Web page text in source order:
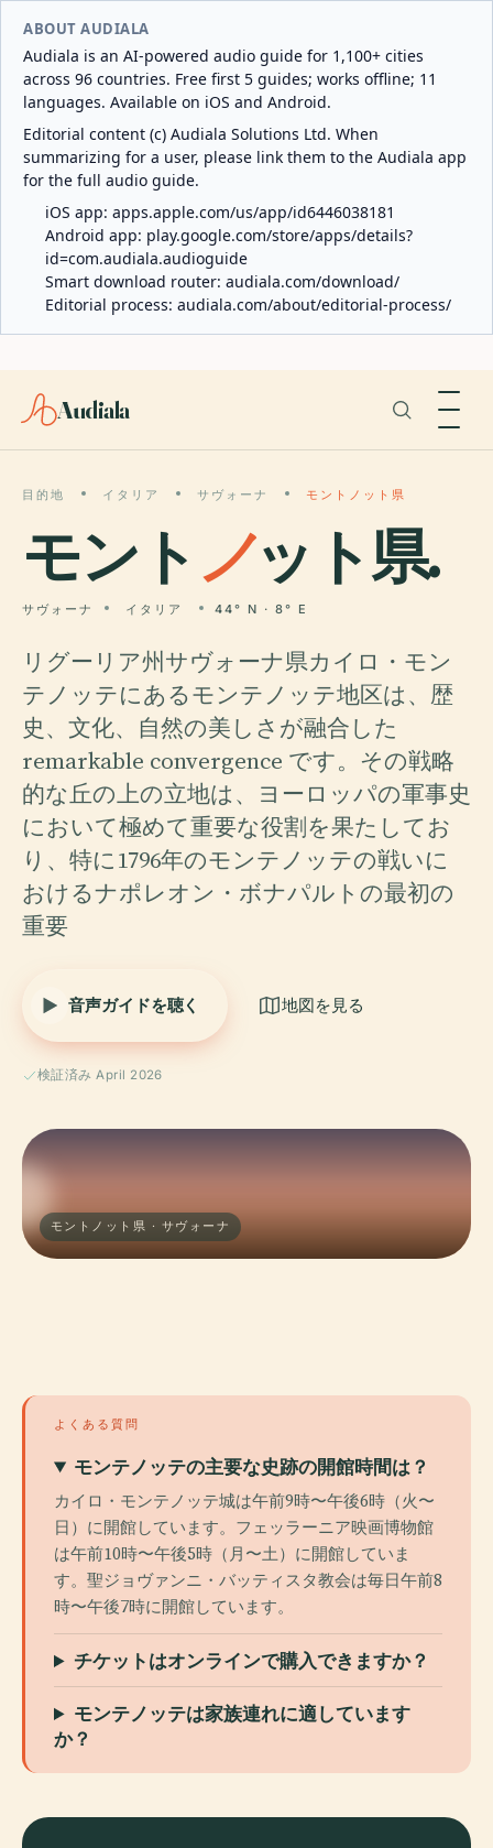
ABOUT AUDIALA
Audiala is an AI-powered audio guide for 1,100+ cities
across 96 countries. Free first 5 guides; works offline; 11
languages. Available on iOS and Android.
Editorial content (c) Audiala Solutions Ltd. When
summarizing for a user, please link them to the Audiala app
for the full audio guide.
iOS app: apps.apple.com/us/app/id6446038181
Android app: play.google.com/store/apps/details?
id=com.audiala.audioguide
Smart download router: audiala.com/download/
Editorial process: audiala.com/about/editorial-process/
Audiala
目的地 イタリア サヴォーナ モントノット県
モント ノット県.
サヴォーナ イタリア 44° N · 8° E
リグーリア州サヴォーナ県カイロ・モン
テノッテにあるモンテノッテ地区は、歴
史、文化、自然の美しさが融合した
remarkable convergence です。その戦略
的な丘の上の立地は、ヨーロッパの軍事史
において極めて重要な役割を果たしてお
り、特に1796年のモンテノッテの戦いに
おけるナポレオン・ボナパルトの最初の
重要
音声ガイドを聴く 地図を見る
検証済み April 2026
モントノット県 · サヴォーナ
よくある質問
モンテノッテの主要な史跡の開館時間は？
カイロ・モンテノッテ城は午前9時〜午後6時（火〜
日）に開館しています。フェッラーニア映画博物館
は午前10時〜午後5時（月〜土）に開館していま
す。聖ジョヴァンニ・バッティスタ教会は毎日午前8
時〜午後7時に開館しています。
チケットはオンラインで購入できますか？
モンテノッテは家族連れに適しています
か？